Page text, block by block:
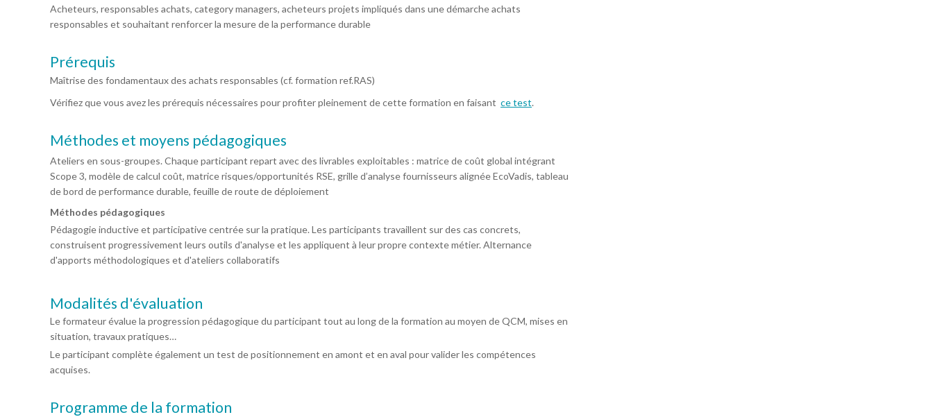
Acheteurs, responsables achats, category managers, acheteurs projets impliqués dans une démarche achats
responsables et souhaitant renforcer la mesure de la performance durable
Prérequis
Maîtrise des fondamentaux des achats responsables (cf. formation ref.RAS)
Vérifiez que vous avez les prérequis nécessaires pour profiter pleinement de cette formation en faisant ce test.
Méthodes et moyens pédagogiques
Ateliers en sous-groupes. Chaque participant repart avec des livrables exploitables : matrice de coût global intégrant
Scope 3, modèle de calcul coût, matrice risques/opportunités RSE, grille d’analyse fournisseurs alignée EcoVadis, tableau
de bord de performance durable, feuille de route de déploiement
Méthodes pédagogiques
Pédagogie inductive et participative centrée sur la pratique. Les participants travaillent sur des cas concrets,
construisent progressivement leurs outils d'analyse et les appliquent à leur propre contexte métier. Alternance
d'apports méthodologiques et d'ateliers collaboratifs
Modalités d'évaluation
Le formateur évalue la progression pédagogique du participant tout au long de la formation au moyen de QCM, mises en
situation, travaux pratiques…
Le participant complète également un test de positionnement en amont et en aval pour valider les compétences
acquises.
Programme de la formation